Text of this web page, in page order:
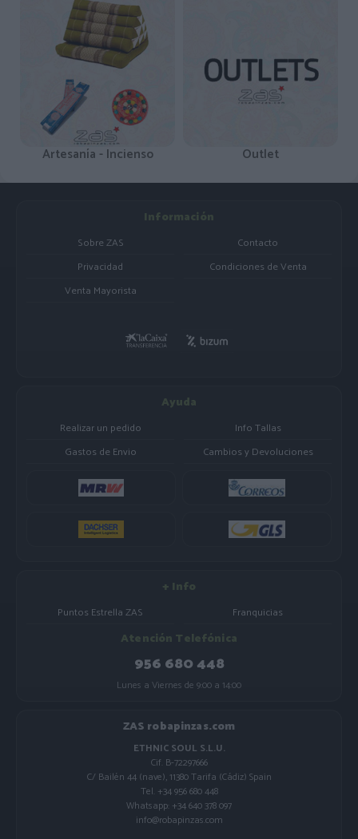
Artesanía - Incienso Outlet
Información
Sobre ZAS
Contacto
Privacidad
Condiciones de Venta
Venta Mayorista
Ayuda
Realizar un pedido
Info Tallas
Gastos de Envio
Cambios y Devoluciones
+ Info
Puntos Estrella ZAS Franquicias
Atención Telefónica
956 680 448
Lunes a Viernes de 9:00 a 14:00
ZAS robapinzas.com
ETHNIC SOUL S.L.U.
Cif. B-72297666
C/ Bailén 44 (nave), 11380 Tarifa (Cádiz) Spain
Tel. +34 956 680 448
Whatsapp: +34 640 378 097
info@robapinzas.com